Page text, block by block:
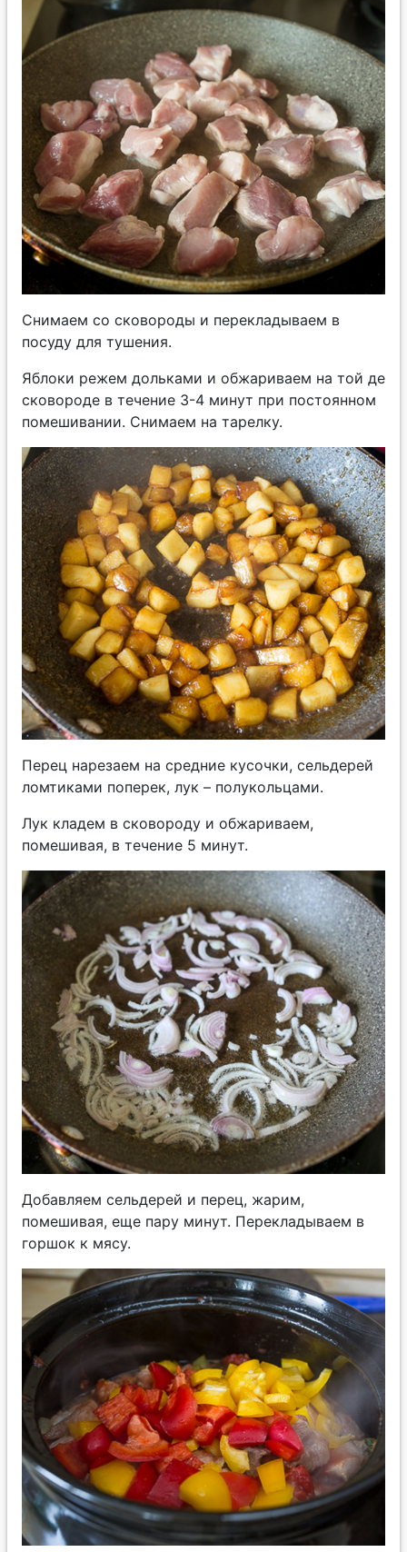
Снимаем со сковороды и перекладываем в
посуду для тушения.
Яблоки режем дольками и обжариваем на той де
сковороде в течение 3-4 минут при постоянном
помешивании. Снимаем на тарелку.
Перец нарезаем на средние кусочки, сельдерей
ломтиками поперек, лук – полукольцами.
Лук кладем в сковороду и обжариваем,
помешивая, в течение 5 минут.
Добавляем сельдерей и перец, жарим,
помешивая, еще пару минут. Перекладываем в
горшок к мясу.